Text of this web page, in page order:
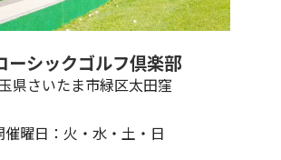
ーシックゴルフ倶楽部
県さいたま市緑区太田窪
催曜日：火・水・土・日